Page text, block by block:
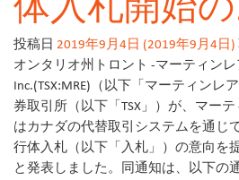
投稿日 2019年9月4日 (2019年9月4日)
オンタリオ州トロント -マーティン
Inc.(TSX:MRE)（以下「マーティンレ
券取引所（以下「TSX」）が、マー
はカナダの代替取引システムを通じ
行体入札（以下「入札」）の意向を
と発表しました。同通知は、以下の